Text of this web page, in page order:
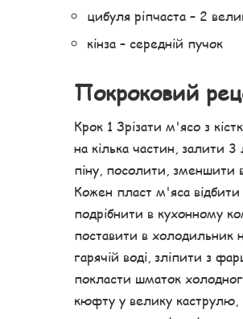
цибуля ріпчаста – 2
кінза – середній пучок
Покроковий
Крок 1 Зрізати м'ясо з
на кілька частин, залити
піну, посолити, зменшити
Кожен пласт м'яса
подрібнити в кухонному
поставити в
гарячій воді, зліпити з
покласти шматок
кюфту у велику каструлю,